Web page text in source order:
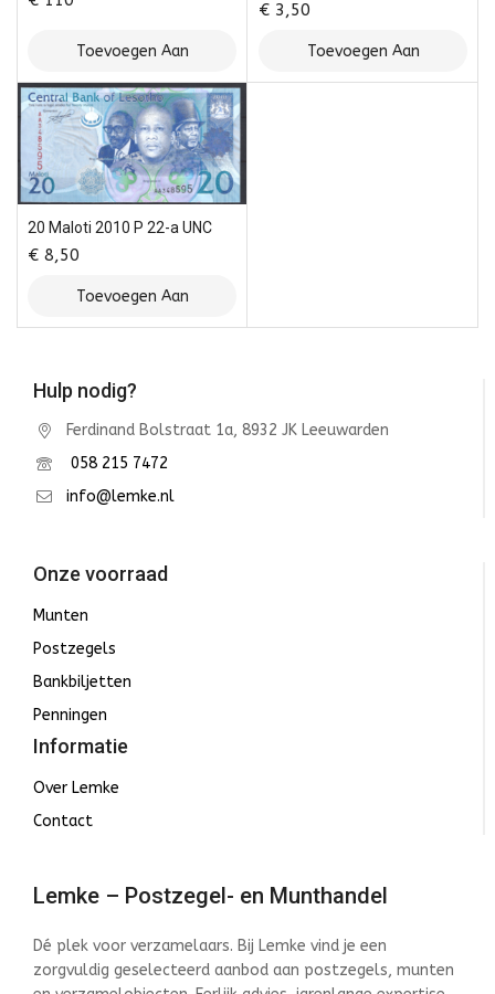
Toevoegen Aan
Winkelwagen
€ 3,50
Toevoegen Aan
Winkelwagen
20 Maloti 2010 P 22-a UNC
€ 8,50
Toevoegen Aan
Winkelwagen
Hulp nodig?
Ferdinand Bolstraat 1a, 8932 JK Leeuwarden
058 215 7472
info@lemke.nl
Onze voorraad
Munten
Postzegels
Bankbiljetten
Penningen
Informatie
Over Lemke
Contact
Lemke – Postzegel- en Munthandel
Dé plek voor verzamelaars. Bij Lemke vind je een
zorgvuldig geselecteerd aanbod aan postzegels, munten